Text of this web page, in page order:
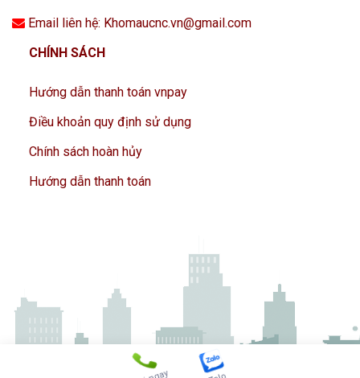
Email liên hệ: Khomaucnc.vn@gmail.com
CHÍNH SÁCH
Hướng dẫn thanh toán vnpay
Điều khoản quy định sử dụng
Chính sách hoàn hủy
Hướng dẫn thanh toán